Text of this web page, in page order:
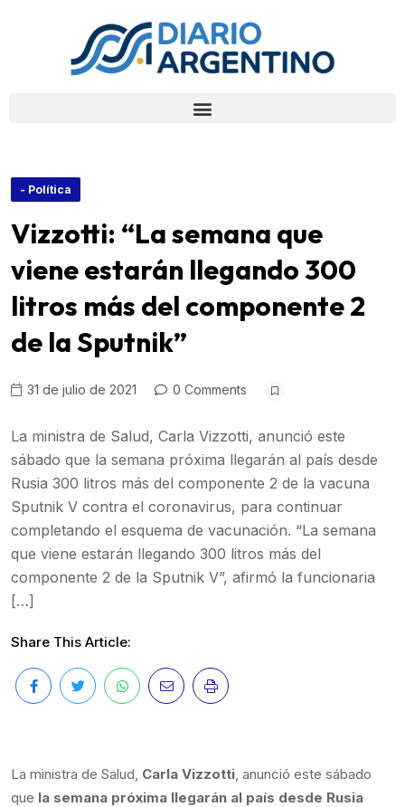
- Política
Vizzotti: “La semana que
viene estarán llegando 300
litros más del componente 2
de la Sputnik”
31 de julio de 2021 0 Comments
La ministra de Salud, Carla Vizzotti, anunció este
sábado que la semana próxima llegarán al país desde
Rusia 300 litros más del componente 2 de la vacuna
Sputnik V contra el coronavirus, para continuar
completando el esquema de vacunación. “La semana
que viene estarán llegando 300 litros más del
componente 2 de la Sputnik V”, afirmó la funcionaria
[…]
Share This Article:
La ministra de Salud, Carla Vizzotti, anunció este sábado
que la semana próxima llegarán al país desde Rusia